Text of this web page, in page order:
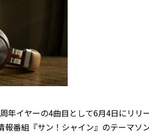
周年イヤーの4曲目として6月4日にリリ
報番組『サン！シャイン』のテーマソ